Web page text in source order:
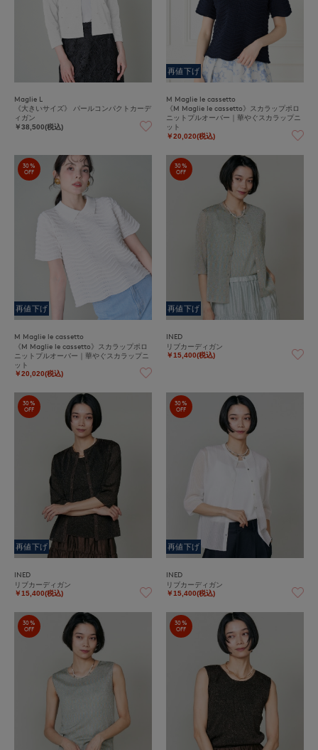
Maglie L
《大きいサイズ》 パールコンパクトカーデ
ィガン
￥38,500(税込)
再値下げ
M Maglie le cassetto
《M Maglie le cassetto》スカラップポロ
ニットプルオーバー｜華やぐスカラップニ
ット
￥20,020(税込)
30%
OFF
再値下げ
M Maglie le cassetto
《M Maglie le cassetto》スカラップポロ
ニットプルオーバー｜華やぐスカラップニ
ット
￥20,020(税込)
30%
OFF
再値下げ
INED
リブカーディガン
￥15,400(税込)
30%
OFF
再値下げ
INED
リブカーディガン
￥15,400(税込)
30%
OFF
再値下げ
INED
リブカーディガン
￥15,400(税込)
30%
OFF
30%
OFF